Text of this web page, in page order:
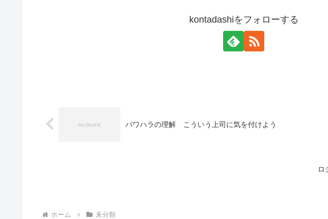
kontadashiをフォローする
パワハラの理解 こういう上司に気を付けよう
ロ
ホーム 未分類